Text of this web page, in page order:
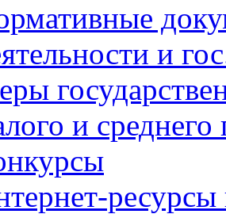
и
и среднего